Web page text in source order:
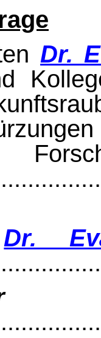
Dr.
Dr.